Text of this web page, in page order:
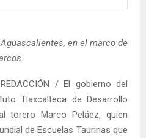
en el marco de
/ El gobierno del
Tlaxcalteca de Desarrollo
torero Marco Peláez, quien
de Escuelas Taurinas que